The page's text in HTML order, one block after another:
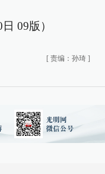
09版）
[ 责编：孙琦 ]